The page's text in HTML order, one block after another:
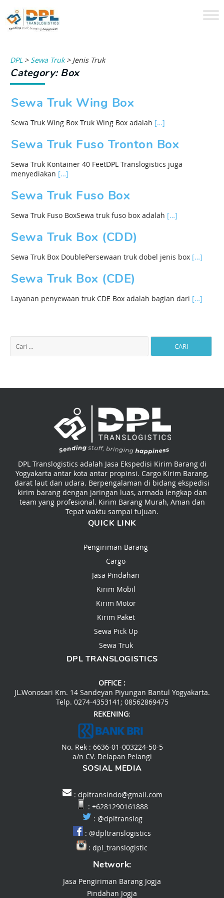
DPL > Sewa Truk> Jenis Truk
Category: Box
Sewa Truk Wing Box
Sewa Truk Wing Box Truk Wing Box adalah […]
Sewa Truk Fuso Tronton Box
Sewa Truk Kontainer 40 FeetDPL Translogistics juga
menyediakan […]
Sewa Truk Fuso Box
Sewa Truk Fuso BoxSewa truk fuso box adalah […]
Sewa Truk Box (CDD)
Sewa Truk Box DoublePersewaan truk dobel jenis box […]
Sewa Truk Box (CDE)
Layanan penyewaan truk CDE Box adalah bagian dari […]
DPL Translogistics adalah Jasa Ekspedisi Kirim Barang di
Yogyakarta antar kota antar propinsi. Cargo Kirim Barang,
darat laut dan udara. Berpengalaman di bidang ekspedisi
kirim barang dengan jaringan luas, armada lengkap dan
team yang profesional. Kirim Barang Murah, Aman dan
Tepat waktu sampai tujuan.
QUICK LINK
Pengiriman Barang
Cargo
Jasa Pindahan
Kirim Mobil
Kirim Motor
Kirim Paket
Sewa Pick Up
Sewa Truk
DPL TRANSLOGISTICS
OFFICE :
JL.Wonosari Km. 14 Sandeyan Piyungan Bantul Yogyakarta.
Telp. 0274-4353141; 08562869475
REKENING:
No. Rek : 6636-01-003224-50-5
a/n CV. Delapan Pelangi
SOSIAL MEDIA
: dpltransindo@gmail.com
: +6281290161888
: @dpltranslog
: @dpltranslogistics
: dpl_translogistic
Network:
Jasa Pengiriman Barang Jogja
Pindahan Jogja